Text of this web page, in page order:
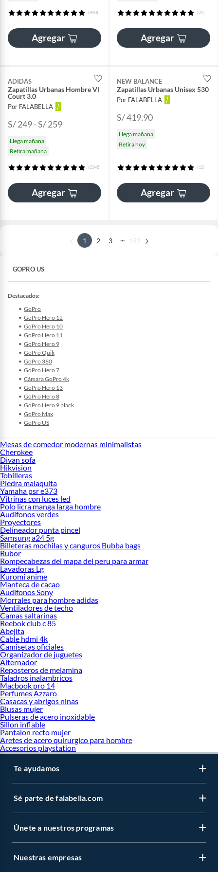
(890)
Agregar
(20)
Agregar
ADIDAS
Zapatillas Urbanas Hombre Vl
Court 3.0
Por FALABELLA
S/ 249 - S/ 259
Llega mañana
Retira mañana
(2345)
Agregar
NEW BALANCE
Zapatillas Urbanas Unisex 530
Por FALABELLA
S/ 419.90
Llega mañana
Retira hoy
(12)
Agregar
1 2 3 152
GOPRO US
Destacados:
GoPro
GoPro Hero 12
GoPro Hero 10
GoPro Hero 11
GoPro Hero 9
GoPro Quik
GoPro 360
GoPro Hero 7
Cámara GoPro 4k
GoPro Hero 13
GoPro Hero 8
GoPro Hero 9 black
GoPro Max
GoPro US
Mesas de comedor modernas minimalistas
Cherokee
Divan sofa
Hikvision
Tobilleras
Piedra malaquita
Yamaha psr e373
Vitrinas con luces led
Polo licra manga larga hombre
Audifonos verdes
Proyectores
Delineador punta pincel
Samsung a24 5g
Billeteras mochilas y canguros Bubba bags
Rubor
Rompecabezas del mapa del peru para armar
Lavadoras Lg
Kuromi anime
Manteca de cacao
Audifonos Sony
Morrales para hombre adidas
Ventiladores de techo
Camas saltarinas
Reebok club c 85
Abejita
Cable hdmi 4k
Camisetas oficiales
Organizador de juguetes
Alternador
Reposteros de melamina
Taladros inalambricos
Macbook pro 14
Perfumes Azzaro
Casacas y abrigos ninas
Blusas mujer
Pulseras de acero inoxidable
Sillon inflable
Pantalon recto mujer
Aretes de acero quirurgico para hombre
Accesorios playstation
Te ayudamos
Sé parte de falabella.com
Únete a nuestros programas
Nuestras empresas